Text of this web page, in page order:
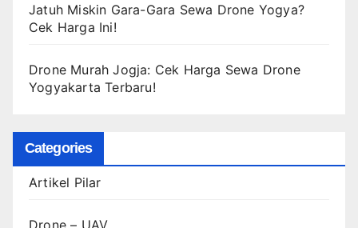
Jatuh Miskin Gara-Gara Sewa Drone Yogya?
Cek Harga Ini!
Drone Murah Jogja: Cek Harga Sewa Drone
Yogyakarta Terbaru!
Categories
Artikel Pilar
Drone – UAV